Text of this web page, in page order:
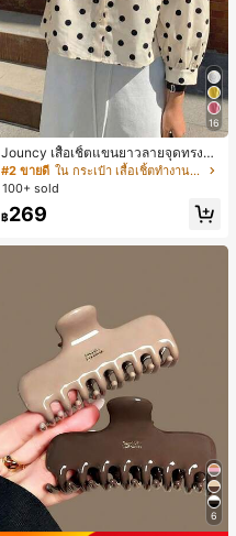
16
Jouncy เสื้อเชิ้ตแขนยาวลายจุดทรงหล
วมสำหรับผู้หญิง
#2 ขายดี
ใน กระเป๋า เสื้อเชิ้ตทำงานมีกระเป๋า
100+ sold
฿269
6